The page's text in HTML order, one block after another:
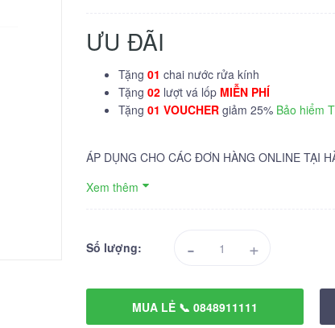
ƯU ĐÃI
Tặng 01 chai nước rửa kính
Tặng 02 lượt vá lốp MIỄN PHÍ
Tặng 01 VOUCHER giảm 25% Bảo hiểm
ÁP DỤNG CHO CÁC ĐƠN HÀNG ONLINE TẠI
Xem thêm
Số lượng: - +
MUA LẺ 📞 0848911111